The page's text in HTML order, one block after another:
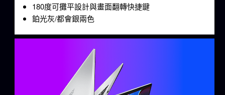
180度可攤平設計與畫面翻轉快捷鍵
鉑光灰/都會銀兩色